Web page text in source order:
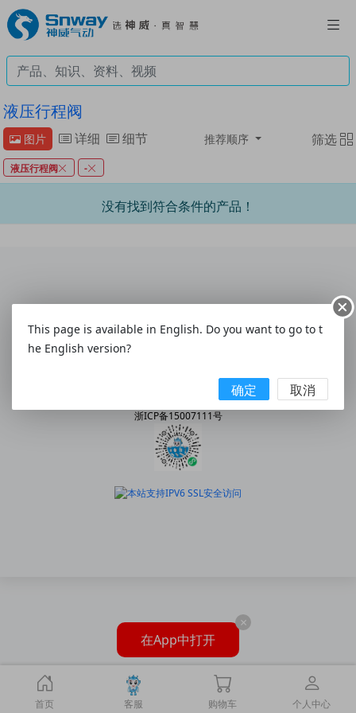
液压行程阀
图片 详细 细节 推荐顺序 筛选
液压行程阀 -
没有找到符合条件的产品！
关于我们 | 配送方式 | 付款方式 | 购物帮助 | 售后服务
热线:4008-292-877 | 电话:0577-61786628
© 2010 - 2026 snway.cn All Rights Reserved.
乐清市神威气动有限公司
浙ICP备15007111号
首页 客服 购物车 个人中心
在App中打开
×
This page is available in English. Do you want to go to t
he English version?
确定 取消